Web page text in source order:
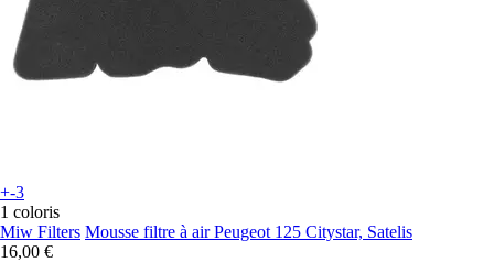
+-3
1 coloris
Miw Filters Mousse filtre à air Peugeot 125 Citystar, Satelis
16,00 €